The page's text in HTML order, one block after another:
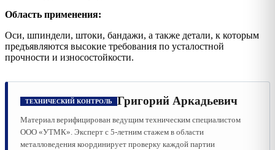
Область применения:
Оси, шпиндели, штоки, бандажи, а также детали, к которым
предъявляются высокие требования по усталостной
прочности и износостойкости.
ТЕХНИЧЕСКИЙ КОНТРОЛЬ Григорий Аркадьевич
Материал верифицирован ведущим техническим специалистом
ООО «УТМК». Эксперт с 5-летним стажем в области
металловедения координирует проверку каждой партии